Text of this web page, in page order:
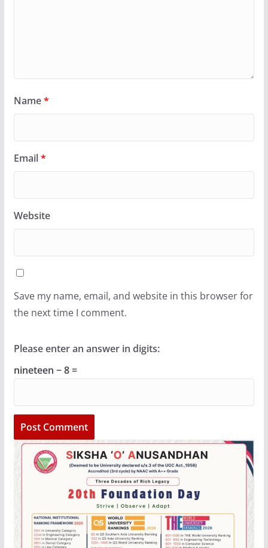
Name*
Email*
Website
Save my name, email, and website in this browser for
the next time I comment.
Please enter an answer in digits:
nineteen − 8 =